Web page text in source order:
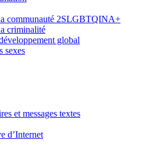
communauté 2SLGBTQINA+
criminalité
global
sexes
et messages textes
d’Internet